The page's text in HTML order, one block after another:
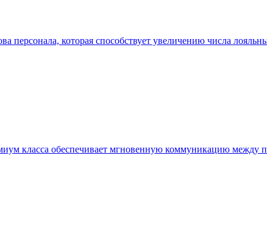
персонала, которая способствует увеличению числа
класса обеспечивает мгновенную коммуникацию между